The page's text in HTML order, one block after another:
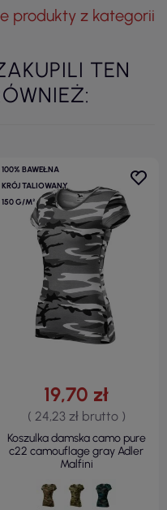
produkty z kategorii
TEN
100% BAWEŁNA
KRÓJ TALIOWANY
150 G/M²
19,70 zł
( 24,23 zł brutto )
Koszulka damska camo pure
c22 camouflage gray Adler
Malfini